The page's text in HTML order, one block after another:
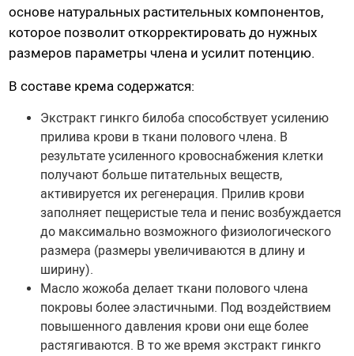
Фаллопротезы, насадки для мужчин
Анатомические страпоны
Насадки для страпонов
Трусики для страпона
Вагины, мастурбаторы
Попки
Ротики, грудь
Яйца, мини-мастурбаторы
Вибро-мастурбаторы
Секс-куклы
Хай-тек мастурбаторы
основе натуральных растительных компонентов,
которое позволит откорректировать до нужных
размеров параметры члена и усилит потенцию.
В составе крема содержатся:
Экстракт гинкго билоба способствует усилению
прилива крови в ткани полового члена. В
результате усиленного кровоснабжения клетки
получают больше питательных веществ,
активируется их регенерация. Прилив крови
заполняет пещеристые тела и пенис возбуждается
до максимально возможного физиологического
размера (размеры увеличиваются в длину и
ширину).
Масло жожоба делает ткани полового члена
покровы более эластичными. Под воздействием
повышенного давления крови они еще более
растягиваются. В то же время экстракт гинкго